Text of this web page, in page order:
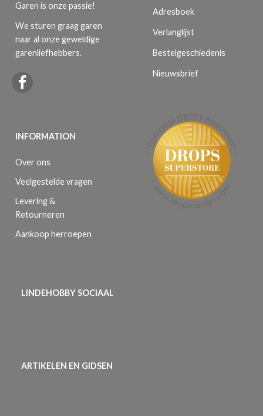
Garen is onze passie!
We sturen graag garen
naar al onze geweldige
garenliefhebbers.
INFORMATION
Over ons
Veelgestelde vragen
Levering &
Retourneren
Aankoop herroepen
Adresboek
Verlanglijst
Bestelgeschiedenis
Nieuwsbrief
LINDEHOBBY SOCIAAL
ARTIKELEN EN GIDSEN